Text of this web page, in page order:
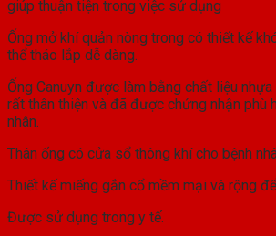
giúp thuận tiện trong việc sử dụng
Ống mở khí quản nòng trong có thiết kế
thể tháo lắp dễ dàng.
Ống Canuyn được làm bằng chất liệu
rất thân thiện và đã được chứng nhận phù
nhân.
Thân ống có cửa sổ thông khí cho bệnh
Thiết kế miếng gắn cổ mềm mại và rộng
Được sử dụng trong y tế.